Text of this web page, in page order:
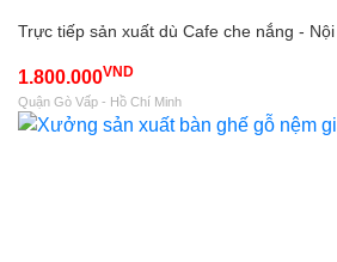
Trực tiếp sản xuất dù Cafe che nắng -
1.800.000VND
Quận Gò Vấp - Hồ Chí Minh